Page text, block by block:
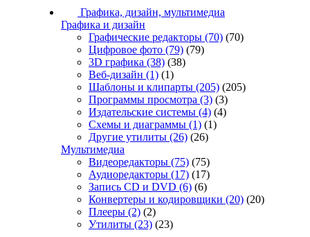
Графика, дизайн, мультимедиа
Графика и дизайн
Графические редакторы (70) (70)
Цифровое фото (79) (79)
3D графика (38) (38)
Веб-дизайн (1) (1)
Шаблоны и клипарты (205) (205)
Программы просмотра (3) (3)
Издательские системы (4) (4)
Схемы и диаграммы (1) (1)
Другие утилиты (26) (26)
Мультимедиа
Видеоредакторы (75) (75)
Аудиоредакторы (17) (17)
Запись CD и DVD (6) (6)
Конвертеры и кодировщики (20) (20)
Плееры (2) (2)
Утилиты (23) (23)